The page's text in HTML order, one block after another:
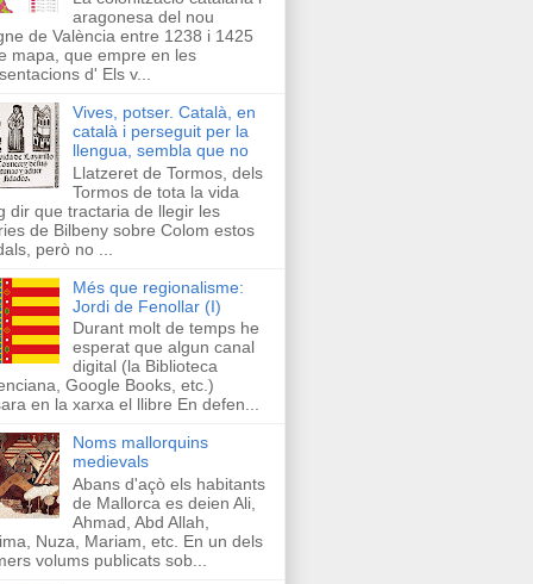
aragonesa del nou
de València entre 1238 i 1425
mapa, que empre en les
d' Els v...
Vives, potser. Català, en
català i perseguit per la
llengua, sembla que no
Llatzeret de Tormos, dels
Tormos de tota la vida
dir que tractaria de llegir les
de Bilbeny sobre Colom estos
però no ...
Més que regionalisme:
Jordi de Fenollar (I)
Durant molt de temps he
esperat que algun canal
digital (la Biblioteca
Google Books, etc.)
en la xarxa el llibre En defen...
Noms mallorquins
medievals
Abans d'açò els habitants
de Mallorca es deien Ali,
Ahmad, Abd Allah,
Nuza, Mariam, etc. En un dels
volums publicats sob...